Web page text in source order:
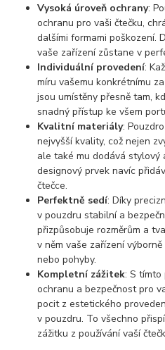
Vysoká úroveň ochrany:
ochranu pro vaši čtečku,
dalšími formami poškození.
vaše zařízení zůstane v
Individuální provedení:
míru vašemu konkrétnímu
jsou umístěny přesně tam,
snadný přístup ke všem
Kvalitní materiály:
nejvyšší kvality, což nejen
ale také mu dodává
designový prvek navíc
čtečce.
Perfektně sedí: Díky
v pouzdru stabilní a
přizpůsobuje rozměrům a
v něm vaše zařízení
nebo pohyby.
Kompletní zážitek: S tímto
ochranu a bezpečnost pro
pocit z estetického
v pouzdru. To všechno
zážitku z používání vaší